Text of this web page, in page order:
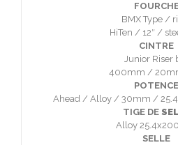
BMX Type /
HiTen / 12″ /
CINTRE
Junior Riser
400mm /
POTENCE
Ahead / Alloy / 30mm /
TIGE DE
Alloy
SELLE